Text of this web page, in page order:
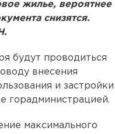
жилье, вероятнее
снизятся.
будут проводиться
внесения
и застройки
горадминистрацией.
максимального